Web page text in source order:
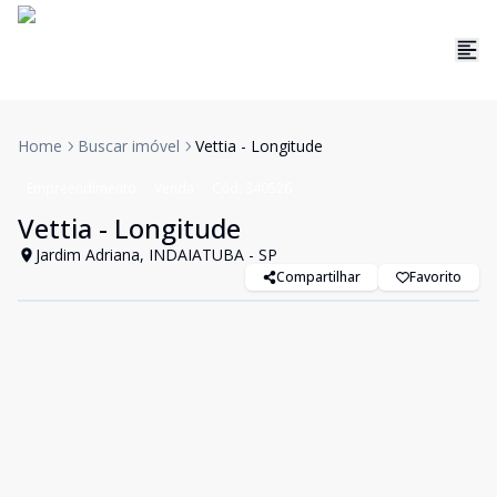
Home Buscar imóvel Vettia - Longitude
Vettia - Longitude
Jardim Adriana, INDAIATUBA - SP
Compartilhar Favorito